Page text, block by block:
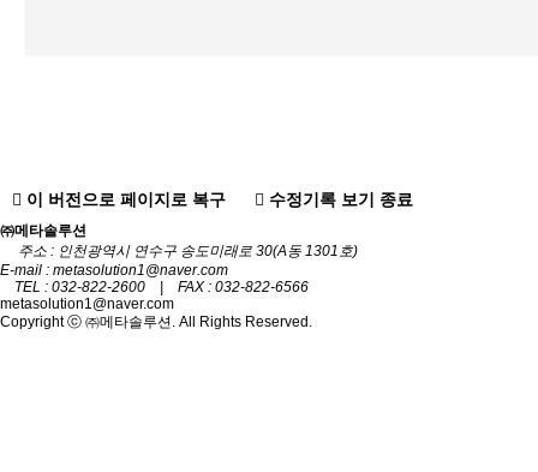
이 버전으로 페이지로 복구 수정기록 보기 종료
㈜메타솔루션
주소 : 인천광역시 연수구 송도미래로 30(A동 1301호)
E-mail : metasolution1@naver.com
TEL : 032-822-2600 | FAX : 032-822-6566
metasolution1@naver.com
Copyright ⓒ ㈜메타솔루션. All Rights Reserved.